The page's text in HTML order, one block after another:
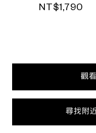
NT$1,790
觀
尋找附